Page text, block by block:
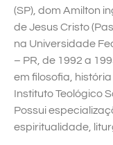
(SP), dom Amilton
de Jesus Cristo
na Universidade
– PR, de 1992 a
em filosofia,
Instituto Teológico
Possui
espiritualidade,